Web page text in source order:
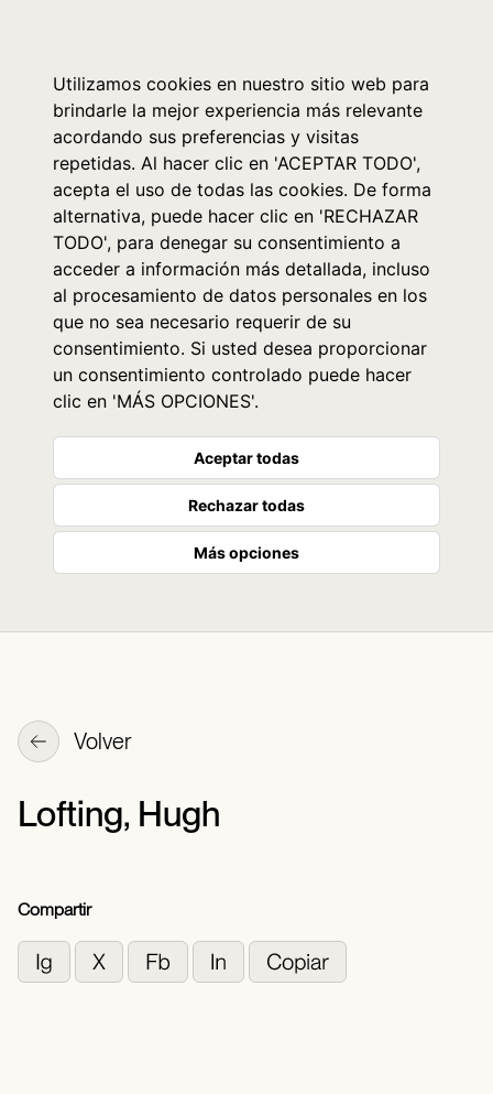
Utilizamos cookies en nuestro sitio web para
brindarle la mejor experiencia más relevante
acordando sus preferencias y visitas
repetidas. Al hacer clic en 'ACEPTAR TODO',
acepta el uso de todas las cookies. De forma
alternativa, puede hacer clic en 'RECHAZAR
TODO', para denegar su consentimiento a
acceder a información más detallada, incluso
al procesamiento de datos personales en los
que no sea necesario requerir de su
consentimiento. Si usted desea proporcionar
un consentimiento controlado puede hacer
clic en 'MÁS OPCIONES'.
Aceptar todas
Rechazar todas
Más opciones
Volver
Lofting, Hugh
Compartir